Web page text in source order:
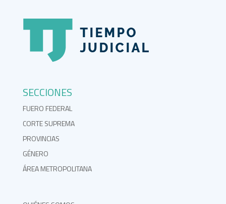
SECCIONES
FUERO FEDERAL
CORTE SUPREMA
PROVINCIAS
GÉNERO
ÁREA METROPOLITANA